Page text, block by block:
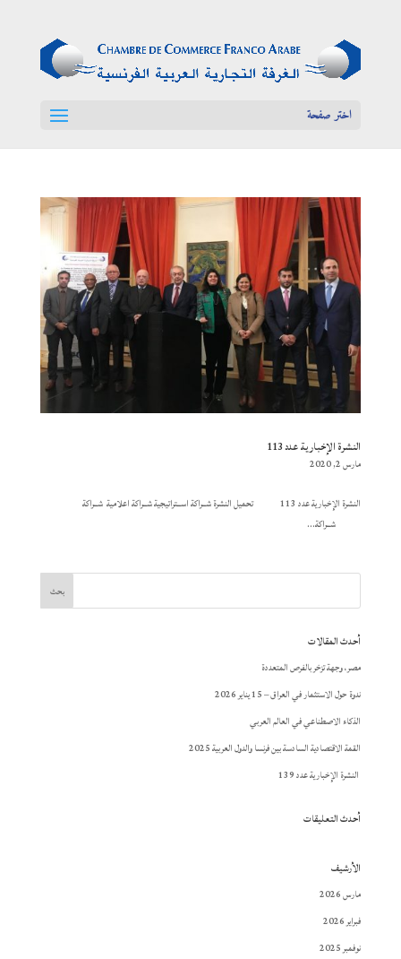
اختر صفحة
النشرة الإخبارية عدد 113
مارس 2, 2020
النشرة الإخبارية عدد 113 تحميل النشرة شــراكة اســتراتيجية شــراكة اعلامية شــراكة
شــراكة...
أحدث المقالات
مصر، وجهة تزخر بالفرص المتعددة
ندوة حول الاستثمار في العراق – 15 يناير 2026
الذكاء الاصطناعي في العالم العربي
القمة الاقتصادية السادسة بين فرنسا والدول العربية 2025
النشرة الإخبارية عدد 139
أحدث التعليقات
الأرشيف
مارس 2026
فبراير 2026
نوفمبر 2025